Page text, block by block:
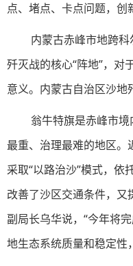
点、堵点、卡点问题，创
内蒙古赤峰市地跨
歼灭战的核心“阵地”，对
意义。内蒙古自治区沙地
翁牛特旗是赤峰市
最重、治理最难的地区。
采取“以路治沙”模式，依
改善了沙区交通条件，又
副局长乌华说，“今年将
地生态系统质量和稳定性